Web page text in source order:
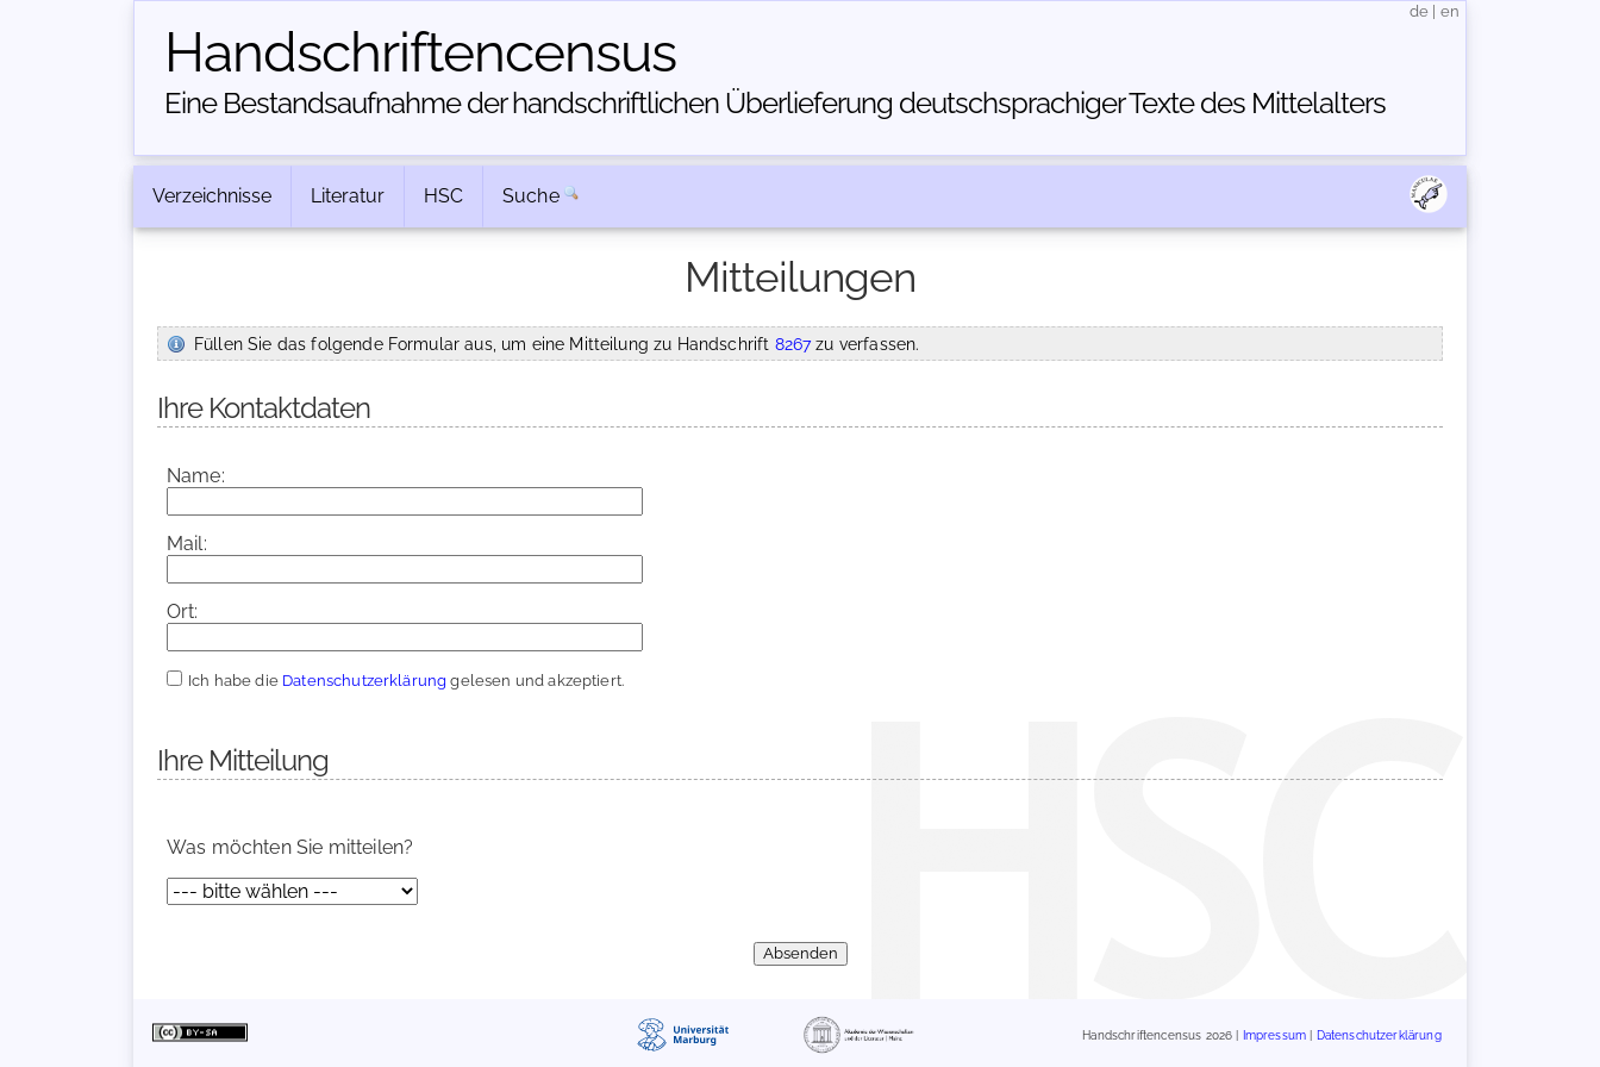
Handschriften­census
Eine Bestandsaufnahme der handschriftlichen Über­lieferung deutschsprachiger Texte des Mittelalters
de en
Verzeichnisse Literatur HSC Suche
Mitteilungen
Füllen Sie das folgende Formular aus, um eine Mitteilung zu Handschrift 8267zu verfassen.
Ihre Kontaktdaten
Name:
Mail:
Ort:
Ich habe die Datenschutzerklärung gelesen und akzeptiert.
Ihre Mitteilung
Was möchten Sie mitteilen?
Handschriftencensus 2026 | Impressum Datenschutzerklärung